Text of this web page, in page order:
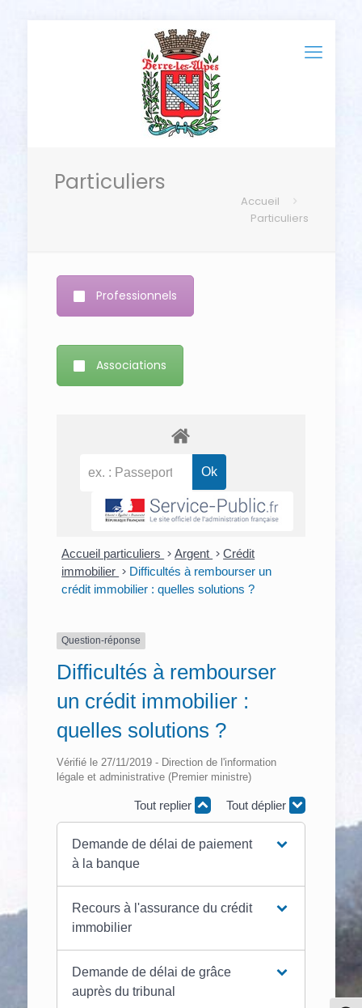
Particuliers
Accueil
Particuliers
Professionnels
Associations
Accueil particuliers > Argent > Crédit
immobilier > Difficultés à rembourser un
crédit immobilier : quelles solutions ?
Question-réponse
Difficultés à rembourser
un crédit immobilier :
quelles solutions ?
Vérifié le 27/11/2019 - Direction de l'information
légale et administrative (Premier ministre)
Tout replier Tout déplier
Demande de délai de paiement
à la banque
Recours à l'assurance du crédit
immobilier
Demande de délai de grâce
auprès du tribunal